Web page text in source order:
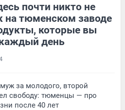
почти никто не
на тюменском заводе
которые вы
день
за молодого, второй
свободу: тюменцы — про
после 40 лет